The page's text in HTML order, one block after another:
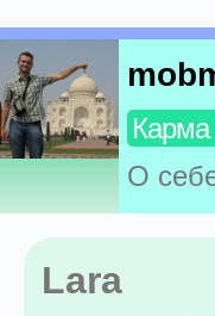
Карма
О
Lara